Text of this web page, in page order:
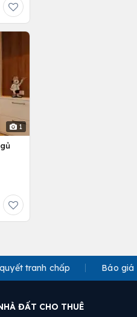
1
tranh chấp Báo giá
ĐẤT CHO THUÊ